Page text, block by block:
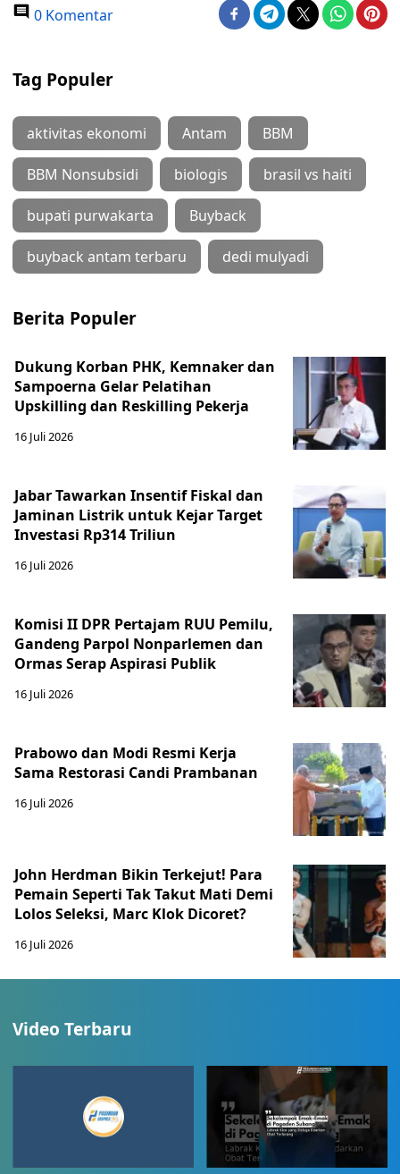
0 Komentar
Tag Populer
aktivitas ekonomi Antam BBM
BBM Nonsubsidi biologis brasil vs haiti
bupati purwakarta Buyback
buyback antam terbaru dedi mulyadi
Berita Populer
Dukung Korban PHK, Kemnaker dan
Sampoerna Gelar Pelatihan
Upskilling dan Reskilling Pekerja
16 Juli 2026
Jabar Tawarkan Insentif Fiskal dan
Jaminan Listrik untuk Kejar Target
Investasi Rp314 Triliun
16 Juli 2026
Komisi II DPR Pertajam RUU Pemilu,
Gandeng Parpol Nonparlemen dan
Ormas Serap Aspirasi Publik
16 Juli 2026
Prabowo dan Modi Resmi Kerja
Sama Restorasi Candi Prambanan
16 Juli 2026
John Herdman Bikin Terkejut! Para
Pemain Seperti Tak Takut Mati Demi
Lolos Seleksi, Marc Klok Dicoret?
16 Juli 2026
Video Terbaru